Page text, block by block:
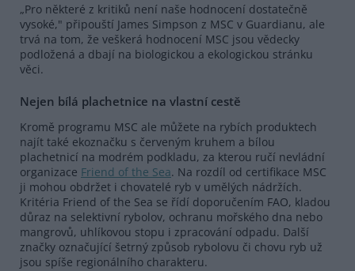
„Pro některé z kritiků není naše hodnocení dostatečně
vysoké," připouští James Simpson z MSC v Guardianu, ale
trvá na tom, že veškerá hodnocení MSC jsou vědecky
podložená a dbají na biologickou a ekologickou stránku
věci.
Nejen bílá plachetnice na vlastní cestě
Kromě programu MSC ale můžete na rybích produktech
najít také ekoznačku s červeným kruhem a bílou
plachetnicí na modrém podkladu, za kterou ručí nevládní
organizace Friend of the Sea. Na rozdíl od certifikace MSC
ji mohou obdržet i chovatelé ryb v umělých nádržích.
Kritéria Friend of the Sea se řídí doporučením FAO, kladou
důraz na selektivní rybolov, ochranu mořského dna nebo
mangrovů, uhlíkovou stopu i zpracování odpadu. Další
značky označující šetrný způsob rybolovu či chovu ryb už
jsou spíše regionálního charakteru.